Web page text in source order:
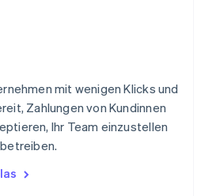
mit wenigen Klicks und
Zahlungen von Kundinnen
Ihr Team einzustellen
English